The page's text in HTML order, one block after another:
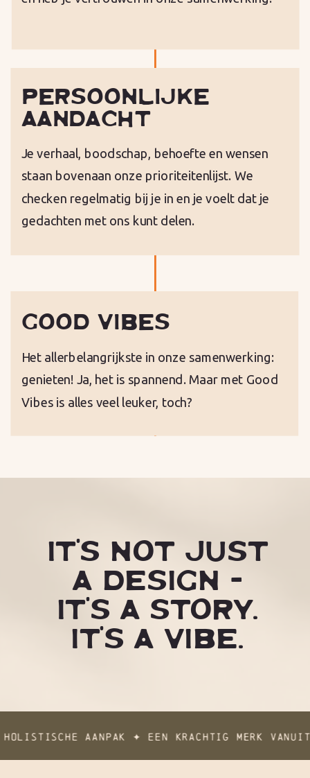
Het allerbelangrijkste in onze samenwerking:
genieten! Ja, het is spannend. Maar met Good
Vibes is alles veel leuker, toch?
GOOD VIBES
Je verhaal, boodschap, behoefte en wensen
staan bovenaan onze prioriteitenlijst. We
checken regelmatig bij je in en je voelt dat je
gedachten met ons kunt delen.
PERSOONLIJKE
AANDACHT
IT'S NOT JUST
A DESIGN -
IT'S A STORY.
IT'S A VIBE.
AANPAK ✦ EEN KRACHTIG MERK